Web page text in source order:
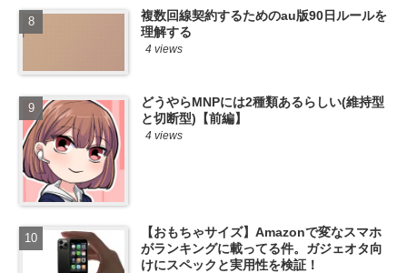
複数回線契約するためのau版90日ルールを
理解する
4 views
どうやらMNPには2種類あるらしい(維持型
と切断型)【前編】
4 views
【おもちゃサイズ】Amazonで変なスマホ
がランキングに載ってる件。ガジェオタ向
けにスペックと実用性を検証！